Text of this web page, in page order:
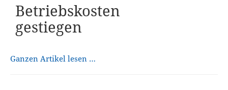
Betriebskosten
gestiegen
Ganzen Artikel lesen …